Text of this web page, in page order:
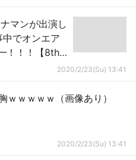
マンが出演し
でオンエア
！！【8th
2020/2/23(Su) 13:41
ｗｗｗｗｗ（画像あり）
2020/2/23(Su) 13:41